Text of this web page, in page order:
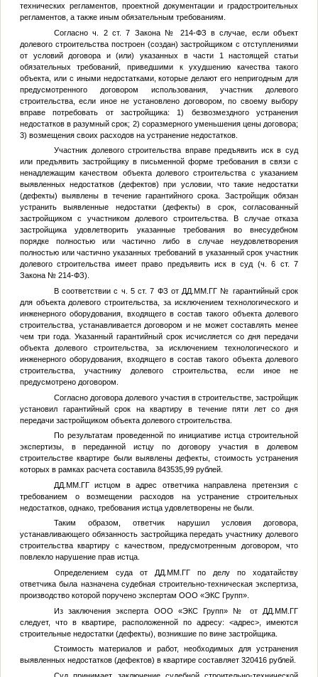
технических регламентов, проектной документации и градостроительных
регламентов, а также иным обязательным требованиям.
Согласно ч. 2 ст. 7 Закона № 214-ФЗ в случае, если объект
долевого строительства построен (создан) застройщиком с отступлениями
от условий договора и (или) указанных в части 1 настоящей статьи
обязательных требований, приведшими к ухудшению качества такого
объекта, или с иными недостатками, которые делают его непригодным для
предусмотренного договором использования, участник долевого
строительства, если иное не установлено договором, по своему выбору
вправе потребовать от застройщика: 1) безвозмездного устранения
недостатков в разумный срок; 2) соразмерного уменьшения цены договора;
3) возмещения своих расходов на устранение недостатков.
Участник долевого строительства вправе предъявить иск в суд
или предъявить застройщику в письменной форме требования в связи с
ненадлежащим качеством объекта долевого строительства с указанием
выявленных недостатков (дефектов) при условии, что такие недостатки
(дефекты) выявлены в течение гарантийного срока. Застройщик обязан
устранить выявленные недостатки (дефекты) в срок, согласованный
застройщиком с участником долевого строительства. В случае отказа
застройщика удовлетворить указанные требования во внесудебном
порядке полностью или частично либо в случае неудовлетворения
полностью или частично указанных требований в указанный срок участник
долевого строительства имеет право предъявить иск в суд (ч. 6 ст. 7
Закона № 214-ФЗ).
В соответствии с ч. 5 ст. 7 ФЗ от ДД.ММ.ГГ № гарантийный срок
для объекта долевого строительства, за исключением технологического и
инженерного оборудования, входящего в состав такого объекта долевого
строительства, устанавливается договором и не может составлять менее
чем три года. Указанный гарантийный срок исчисляется со дня передачи
объекта долевого строительства, за исключением технологического и
инженерного оборудования, входящего в состав такого объекта долевого
строительства, участнику долевого строительства, если иное не
предусмотрено договором.
Согласно договора долевого участия в строительстве, застройщик
установил гарантийный срок на квартиру в течение пяти лет со дня
передачи застройщиком объекта долевого строительства.
По результатам проведенной по инициативе истца строительной
экспертизы, в переданной истцу по договору участия в долевом
строительстве квартире были выявлены дефекты, стоимость устранения
которых в рамках расчета составила 843535,99 рублей.
ДД.ММ.ГГистцом в адрес ответчика направлена претензия с
требованием о возмещении расходов на устранение строительных
недостатков, однако, требования истца удовлетворены не были.
Таким образом, ответчик нарушил условия договора,
устанавливающего обязанность застройщика передать участнику долевого
строительства квартиру с качеством, предусмотренным договором, что
повлекло нарушение прав истца.
Определением суда от ДД.ММ.ГГ по делу по ходатайству
ответчика была назначена судебная строительно-техническая экспертиза,
производство которой поручено экспертам ООО «ЭКС Групп».
Из заключения эксперта ООО «ЭКС Групп» № от ДД.ММ.ГГ
следует, что в квартире, расположенной по адресу: <адрес>, имеются
строительные недостатки (дефекты), возникшие по вине застройщика.
Стоимость материалов и работ, необходимых для устранения
выявленных недостатков (дефектов) в квартире составляет 320416 рублей.